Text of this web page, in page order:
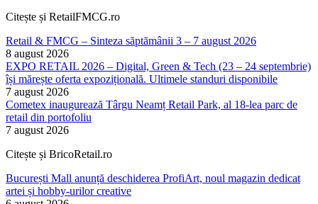
Citește și RetailFMCG.ro
Retail & FMCG – Sinteza săptămânii 3 – 7 august 2026
8 august 2026
EXPO RETAIL 2026 – Digital, Green & Tech (23 – 24 septembrie)
își mărește oferta expozițională. Ultimele standuri disponibile
7 august 2026
Cometex inaugurează Târgu Neamț Retail Park, al 18-lea parc de
retail din portofoliu
7 august 2026
Citește și BricoRetail.ro
București Mall anunță deschiderea ProfiArt, noul magazin dedicat
artei și hobby-urilor creative